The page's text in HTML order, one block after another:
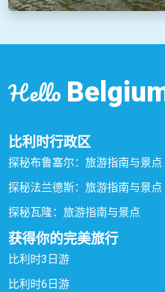
Hello
比利时行政区
探秘布鲁塞尔：旅游指南与景点
探秘法兰德斯：旅游指南与景点
探秘瓦隆：旅游指南与景点
获得你的完美旅行
比利时3日游
比利时6日游